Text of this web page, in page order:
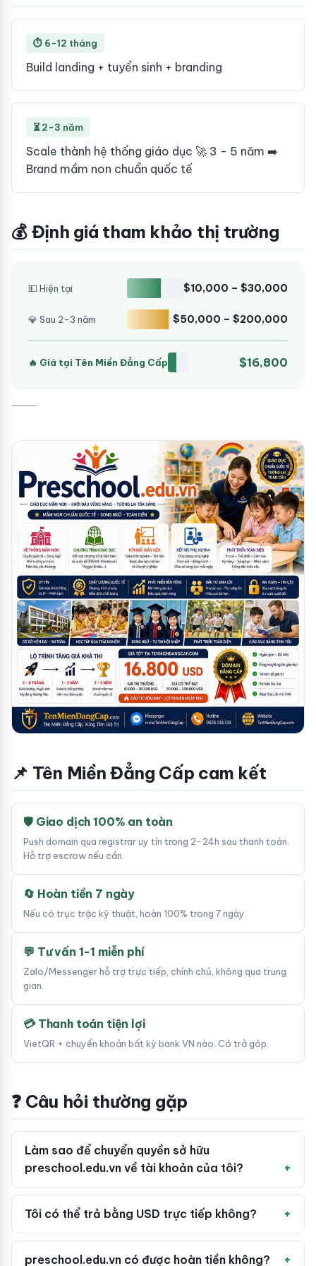
⏱ 6-12 tháng
Build landing + tuyển sinh + branding
⏳ 2-3 năm
Scale thành hệ thống giáo dục 🚀 3 - 5 năm ➡️
Brand mầm non chuẩn quốc tế
💰 Định giá tham khảo thị trường
💵 Hiện tại $10,000 – $30,000
💎 Sau 2-3 năm $50,000 – $200,000
🔥 Giá tại Tên Miền Đẳng Cấp $16,800
⸻
📌 Tên Miền Đẳng Cấp cam kết
🛡 Giao dịch 100% an toàn
Push domain qua registrar uy tín trong 2-24h sau thanh toán.
Hỗ trợ escrow nếu cần.
🔄 Hoàn tiền 7 ngày
Nếu có trục trặc kỹ thuật, hoàn 100% trong 7 ngày.
💬 Tư vấn 1-1 miễn phí
Zalo/Messenger hỗ trợ trực tiếp, chính chủ, không qua trung
gian.
💳 Thanh toán tiện lợi
VietQR + chuyển khoản bất kỳ bank VN nào. Có trả góp.
❓ Câu hỏi thường gặp
Làm sao để chuyển quyền sở hữu
preschool.edu.vn về tài khoản của tôi?
Tôi có thể trả bằng USD trực tiếp không?
preschool.edu.vn có được hoàn tiền không?